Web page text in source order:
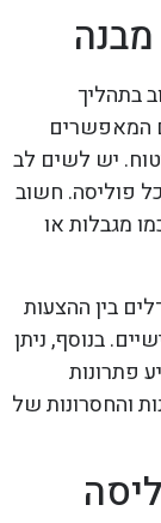
בתהליך
המאפשרים
יש לשים לב
פוליסה. חשוב
מגבלות או
בין ההצעות
בנוסף, ניתן
פתרונות
והחסרונות של